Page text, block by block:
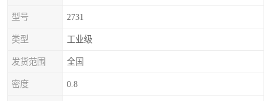
型号 2731
类型 工业级
发货范围 全国
密度 0.8